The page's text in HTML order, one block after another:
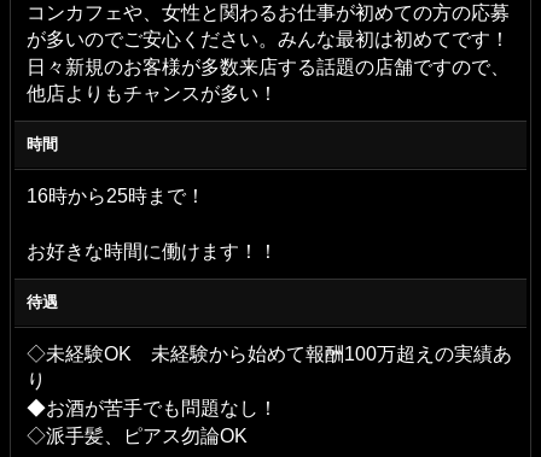
コンカフェや、女性と関わるお仕事が初めての方の応募
が多いのでご安心ください。みんな最初は初めてです！
日々新規のお客様が多数来店する話題の店舗ですので、
他店よりもチャンスが多い！
時間
16時から25時まで！
お好きな時間に働けます！！
待遇
◇未経験OK 未経験から始めて報酬100万超えの実績あ
り
◆お酒が苦手でも問題なし！
◇派手髪、ピアス勿論OK